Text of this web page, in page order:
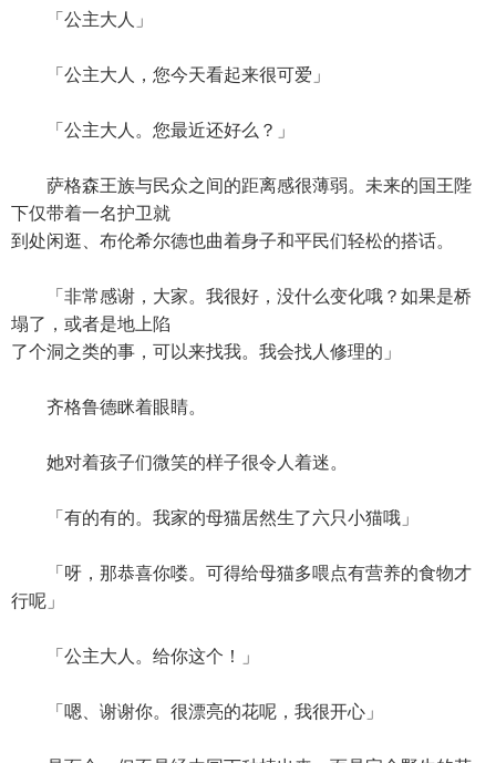
「公主大人」
「公主大人，您今天看起来很可爱」
「公主大人。您最近还好么？」
萨格森王族与民众之间的距离感很薄弱。未来的国王陛
下仅带着一名护卫就
到处闲逛、布伦希尔德也曲着身子和平民们轻松的搭话。
「非常感谢，大家。我很好，没什么变化哦？如果是桥
塌了，或者是地上陷
了个洞之类的事，可以来找我。我会找人修理的」
齐格鲁德眯着眼睛。
她对着孩子们微笑的样子很令人着迷。
「有的有的。我家的母猫居然生了六只小猫哦」
「呀，那恭喜你喽。可得给母猫多喂点有营养的食物才
行呢」
「公主大人。给你这个！」
「嗯、谢谢你。很漂亮的花呢，我很开心」